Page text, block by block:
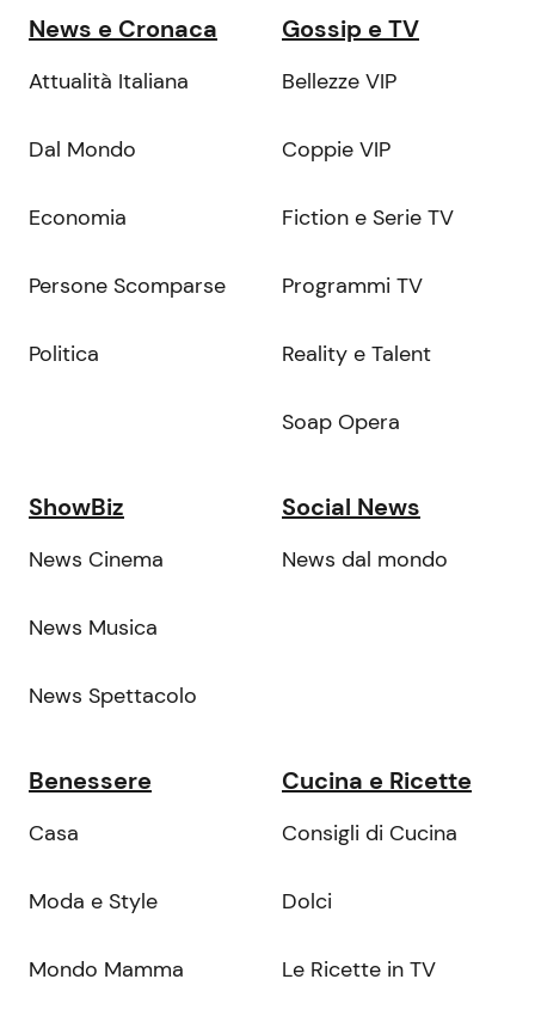
News e Cronaca
Attualità Italiana
Dal Mondo
Economia
Persone Scomparse
Politica
Gossip e TV
Bellezze VIP
Coppie VIP
Fiction e Serie TV
Programmi TV
Reality e Talent
Soap Opera
ShowBiz
News Cinema
News Musica
News Spettacolo
Social News
News dal mondo
Benessere
Casa
Moda e Style
Mondo Mamma
Cucina e Ricette
Consigli di Cucina
Dolci
Le Ricette in TV